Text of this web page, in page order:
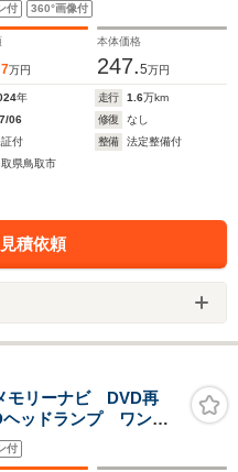
付 360°画像付
7万円
本体価格
247.5万円
年 走行 1.6万km
06 修復
なし
付 整備
法定整備付
取県鳥取市
積依頼
リーナビ DVD再
ッドランプ ワンオ
ップ
付